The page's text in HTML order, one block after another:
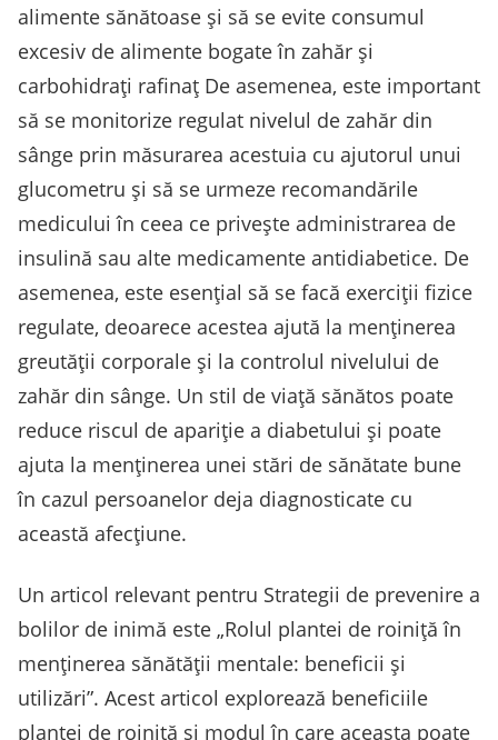
alimente sănătoase și să se evite consumul
excesiv de alimente bogate în zahăr și
carbohidrați rafinaț De asemenea, este important
să se monitorize regulat nivelul de zahăr din
sânge prin măsurarea acestuia cu ajutorul unui
glucometru și să se urmeze recomandările
medicului în ceea ce privește administrarea de
insulină sau alte medicamente antidiabetice. De
asemenea, este esențial să se facă exerciții fizice
regulate, deoarece acestea ajută la menținerea
greutății corporale și la controlul nivelului de
zahăr din sânge. Un stil de viață sănătos poate
reduce riscul de apariție a diabetului și poate
ajuta la menținerea unei stări de sănătate bune
în cazul persoanelor deja diagnosticate cu
această afecțiune.
Un articol relevant pentru Strategii de prevenire a
bolilor de inimă este „Rolul plantei de roiniță în
menținerea sănătății mentale: beneficii și
utilizări”. Acest articol explorează beneficiile
plantei de roiniță și modul în care aceasta poate